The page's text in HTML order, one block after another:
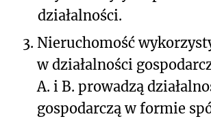
działalności.
3. Nieruchomość
w działalności
A. i B. prowadzą
gospodarczą w formie